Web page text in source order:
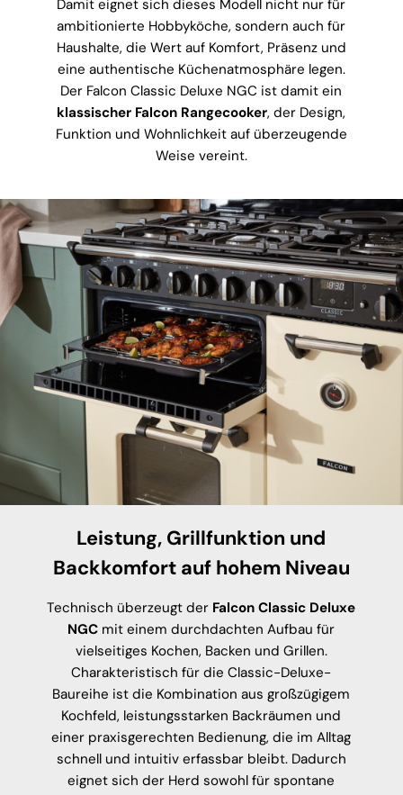
Damit eignet sich dieses Modell nicht nur für
ambitionierte Hobbyköche, sondern auch für
Haushalte, die Wert auf Komfort, Präsenz und
eine authentische Küchenatmosphäre legen.
Der Falcon Classic Deluxe NGC ist damit ein
klassischer Falcon Rangecooker, der Design,
Funktion und Wohnlichkeit auf überzeugende
Weise vereint.
Leistung, Grillfunktion und
Backkomfort auf hohem Niveau
Technisch überzeugt der Falcon Classic Deluxe
NGC mit einem durchdachten Aufbau für
vielseitiges Kochen, Backen und Grillen.
Charakteristisch für die Classic-Deluxe-
Baureihe ist die Kombination aus großzügigem
Kochfeld, leistungsstarken Backräumen und
einer praxisgerechten Bedienung, die im Alltag
schnell und intuitiv erfassbar bleibt. Dadurch
eignet sich der Herd sowohl für spontane